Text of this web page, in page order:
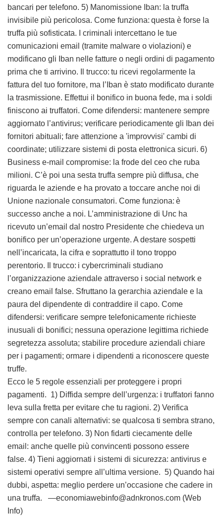
bancari per telefono. 5) Manomissione Iban: la truffa
invisibile più pericolosa. Come funziona: questa è forse la
truffa più sofisticata. I criminali intercettano le tue
comunicazioni email (tramite malware o violazioni) e
modificano gli Iban nelle fatture o negli ordini di pagamento
prima che ti arrivino. Il trucco: tu ricevi regolarmente la
fattura del tuo fornitore, ma l’Iban è stato modificato durante
la trasmissione. Effettui il bonifico in buona fede, ma i soldi
finiscono ai truffatori. Come difendersi: mantenere sempre
aggiornato l’antivirus; verificare periodicamente gli Iban dei
fornitori abituali; fare attenzione a 'improvvisi' cambi di
coordinate; utilizzare sistemi di posta elettronica sicuri. 6)
Business e-mail compromise: la frode del ceo che ruba
milioni. C’è poi una sesta truffa sempre più diffusa, che
riguarda le aziende e ha provato a toccare anche noi di
Unione nazionale consumatori. Come funziona: è
successo anche a noi. L’amministrazione di Unc ha
ricevuto un’email dal nostro Presidente che chiedeva un
bonifico per un’operazione urgente. A destare sospetti
nell’incaricata, la cifra e soprattutto il tono troppo
perentorio. Il trucco: i cybercriminali studiano
l’organizzazione aziendale attraverso i social network e
creano email false. Sfruttano la gerarchia aziendale e la
paura del dipendente di contraddire il capo. Come
difendersi: verificare sempre telefonicamente richieste
inusuali di bonifici; nessuna operazione legittima richiede
segretezza assoluta; stabilire procedure aziendali chiare
per i pagamenti; ormare i dipendenti a riconoscere queste
truffe.
Ecco le 5 regole essenziali per proteggere i propri
pagamenti. 1) Diffida sempre dell’urgenza: i truffatori fanno
leva sulla fretta per evitare che tu ragioni. 2) Verifica
sempre con canali alternativi: se qualcosa ti sembra strano,
controlla per telefono. 3) Non fidarti ciecamente delle
email: anche quelle più convincenti possono essere
false. 4) Tieni aggiornati i sistemi di sicurezza: antivirus e
sistemi operativi sempre all’ultima versione. 5) Quando hai
dubbi, aspetta: meglio perdere un’occasione che cadere in
una truffa. —economiawebinfo@adnkronos.com (Web
Info)